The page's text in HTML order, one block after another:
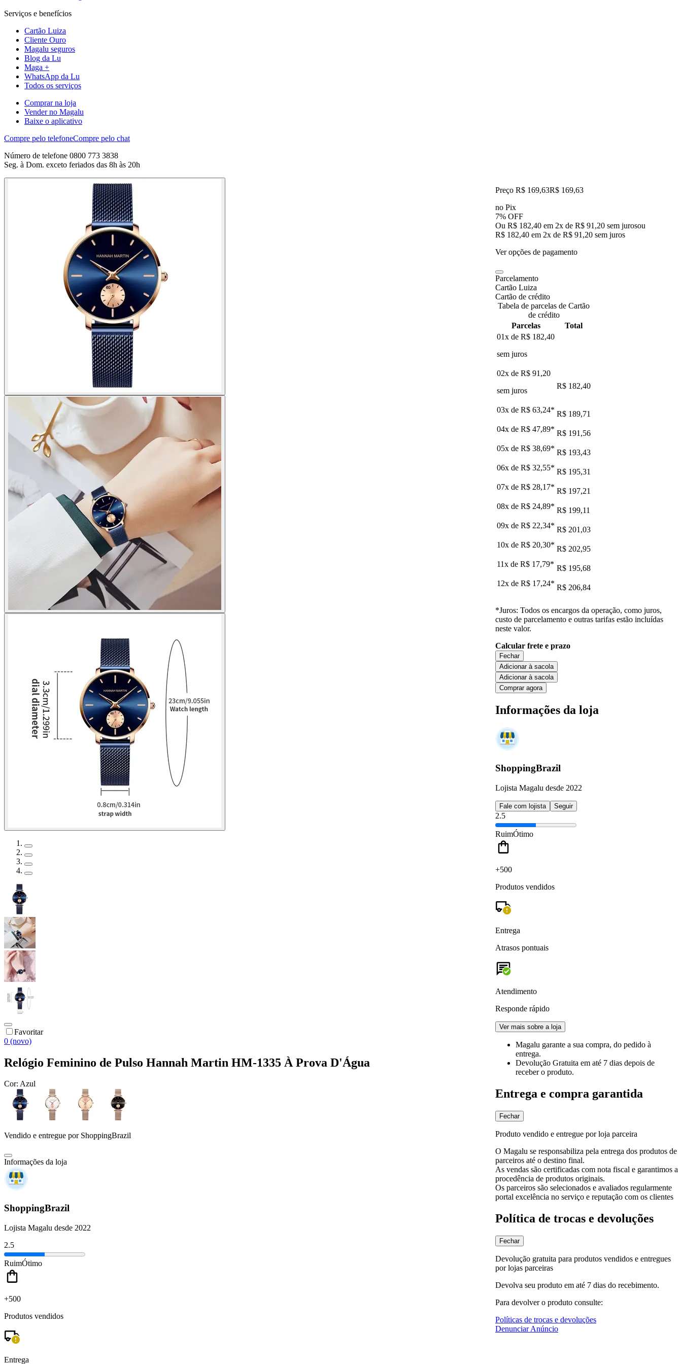
Serviços e benefícios
Cartão Luiza
Cliente Ouro
Magalu seguros
Blog da Lu
Maga +
WhatsApp da Lu
Todos os serviços
Comprar na loja
Vender no Magalu
Baixe o aplicativo
Compre pelo telefoneCompre pelo chat
Número de telefone 0800 773 3838
Seg. à Dom. exceto feriados das 8h às 20h
Favoritar
0 (novo)
Relógio Feminino de Pulso Hannah Martin HM-1335 À Prova D'Água
Cor: Azul
Vendido e entregue por ShoppingBrazil
Informações da loja
ShoppingBrazil
Lojista Magalu desde 2022
2.5
RuimÓtimo
+500
Produtos vendidos
Entrega
Preço R$ 169,63R$ 169,63
no Pix
7% OFF
Ou R$ 182,40 em 2x de R$ 91,20 sem jurosou
R$ 182,40 em 2x de R$ 91,20 sem juros
Ver opções de pagamento
Parcelamento
Cartão Luiza
Cartão de crédito
Tabela de parcelas de Cartão
de crédito
Parcelas
Total
01x de R$ 182,40
sem juros
02x de R$ 91,20
sem juros
R$ 182,40
03x de R$ 63,24* R$ 189,71
04x de R$ 47,89* R$ 191,56
05x de R$ 38,69* R$ 193,43
06x de R$ 32,55* R$ 195,31
07x de R$ 28,17* R$ 197,21
08x de R$ 24,89* R$ 199,11
09x de R$ 22,34* R$ 201,03
10x de R$ 20,30* R$ 202,95
11x de R$ 17,79* R$ 195,68
12x de R$ 17,24* R$ 206,84
*Juros: Todos os encargos da operação, como juros,
custo de parcelamento e outras tarifas estão incluídas
neste valor.
Calcular frete e prazo
Fechar
Adicionar à sacola
Adicionar à sacola
Comprar agora
Informações da loja
ShoppingBrazil
Lojista Magalu desde 2022
Fale com lojista Seguir
2.5
RuimÓtimo
+500
Produtos vendidos
Entrega
Atrasos pontuais
Atendimento
Responde rápido
Ver mais sobre a loja
Magalu garante a sua compra, do pedido à
entrega.
Devolução Gratuita em até 7 dias depois de
receber o produto.
Entrega e compra garantida
Fechar
Produto vendido e entregue por loja parceira
O Magalu se responsabiliza pela entrega dos produtos de
parceiros até o destino final.
As vendas são certificadas com nota fiscal e garantimos a
procedência de produtos originais.
Os parceiros são selecionados e avaliados regularmente
portal excelência no serviço e reputação com os clientes
Política de trocas e devoluções
Fechar
Devolução gratuita para produtos vendidos e entregues
por lojas parceiras
Devolva seu produto em até 7 dias do recebimento.
Para devolver o produto consulte:
Políticas de trocas e devoluções
Denunciar Anúncio